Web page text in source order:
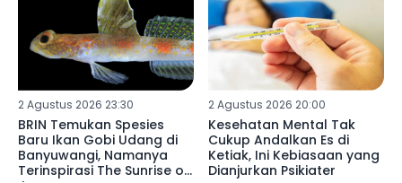
2 Agustus 2026 23:30
BRIN Temukan Spesies
Baru Ikan Gobi Udang di
Banyuwangi, Namanya
Terinspirasi The Sunrise of
2 Agustus 2026 20:00
Kesehatan Mental Tak
Cukup Andalkan Es di
Ketiak, Ini Kebiasaan yang
Dianjurkan Psikiater